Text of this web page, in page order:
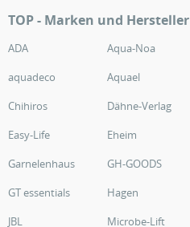
TOP - Marken und Hersteller
ADA Aqua-Noa
aquadeco
Aquael
Chihiros
Dähne-Verlag
Easy-Life
Eheim
Garnelenhaus
GH-GOODS
GT essentials
Hagen
JBL
Microbe-Lift